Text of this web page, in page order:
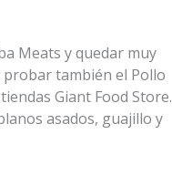
Meats y quedar muy
también el Pollo
Giant Food Store.
asados, guajillo y